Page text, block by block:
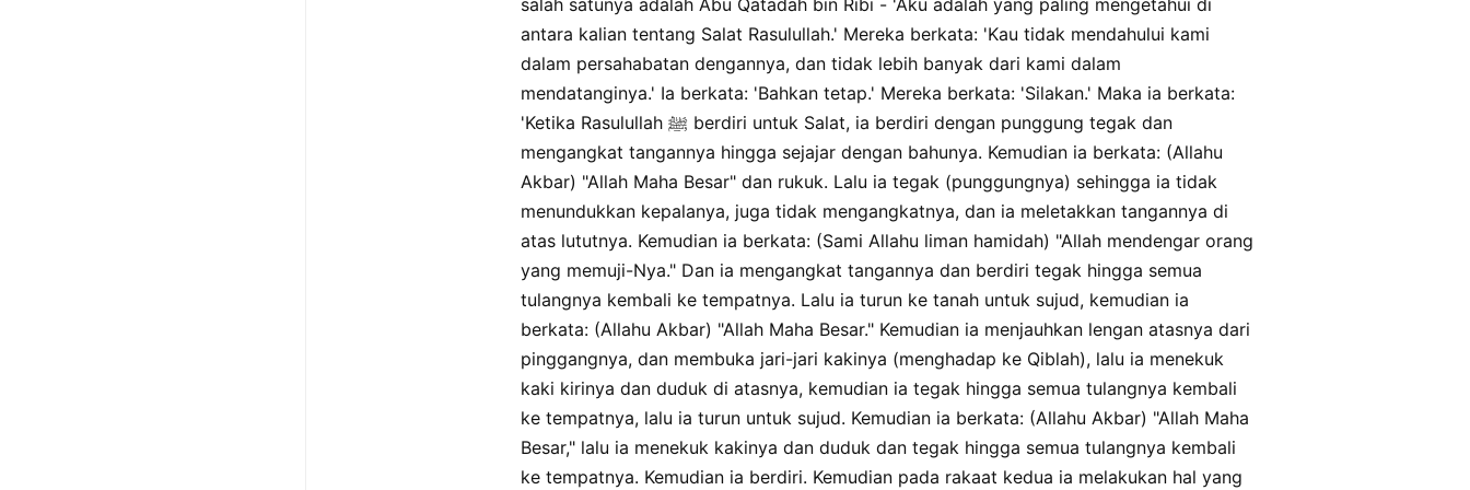
mawdhiihi mutadilan tsumma ahwa sajidan tsumma qala " allahu akbaru ". tsumma tsana rijlahu waqaada
watadala hatta yarjia kullu azhmin fi mawdhiihi tsumma nahadha tsumma shanaa fi arrakahi attsaniyahi
mitsla dzalika hatta idza qama mina assajdatayni kabbara warafaa yadayhi hatta yuhadziya bihima
mankibayhi kama shanaa hina aftataha asshalaha tsumma shanaa kadzalika hatta kanati arrakahu ati
tanqadhi fiha shalatuhu akkhara rijlahu alyusra waqaada ala syiqqihi mutawarrikan tsumma sallama. qala
abu isa hadza haditsun hasanun shahihun. qala wamana qawlihi warafaa yadayhi idza qama mina
assajdatayni yani qama mina arrakatayni.
salah satunya adalah Abu Qatadah bin Ribi - 'Aku adalah yang paling mengetahui di
antara kalian tentang Salat Rasulullah.' Mereka berkata: 'Kau tidak mendahului kami
dalam persahabatan dengannya, dan tidak lebih banyak dari kami dalam
mendatanginya.' Ia berkata: 'Bahkan tetap.' Mereka berkata: 'Silakan.' Maka ia berkata:
'Ketika Rasulullah ﷺ berdiri untuk Salat, ia berdiri dengan punggung tegak dan
mengangkat tangannya hingga sejajar dengan bahunya. Kemudian ia berkata: (Allahu
Akbar) "Allah Maha Besar" dan rukuk. Lalu ia tegak (punggungnya) sehingga ia tidak
menundukkan kepalanya, juga tidak mengangkatnya, dan ia meletakkan tangannya di
atas lututnya. Kemudian ia berkata: (Sami Allahu liman hamidah) "Allah mendengar orang
yang memuji-Nya." Dan ia mengangkat tangannya dan berdiri tegak hingga semua
tulangnya kembali ke tempatnya. Lalu ia turun ke tanah untuk sujud, kemudian ia
berkata: (Allahu Akbar) "Allah Maha Besar." Kemudian ia menjauhkan lengan atasnya dari
pinggangnya, dan membuka jari-jari kakinya (menghadap ke Qiblah), lalu ia menekuk
kaki kirinya dan duduk di atasnya, kemudian ia tegak hingga semua tulangnya kembali
ke tempatnya, lalu ia turun untuk sujud. Kemudian ia berkata: (Allahu Akbar) "Allah Maha
Besar," lalu ia menekuk kakinya dan duduk dan tegak hingga semua tulangnya kembali
ke tempatnya. Kemudian ia berdiri. Kemudian pada rakaat kedua ia melakukan hal yang